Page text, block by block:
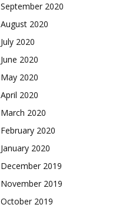
September 2020
August 2020
July 2020
June 2020
May 2020
April 2020
March 2020
February 2020
January 2020
December 2019
November 2019
October 2019